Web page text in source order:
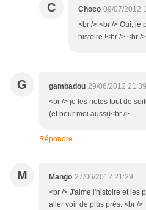
C Choco 09/07/2012
<br /> <br /> Oui, je
histoire !<br /> <br /
G gambadou 29/06/2012 21:39
<br /> je les notes tout de
(et pour moi aussi)<br />
Répondre
M Mango 27/06/2012 21:29
<br /> J'aime l'histoire et les
aller voir de plus près. <br />